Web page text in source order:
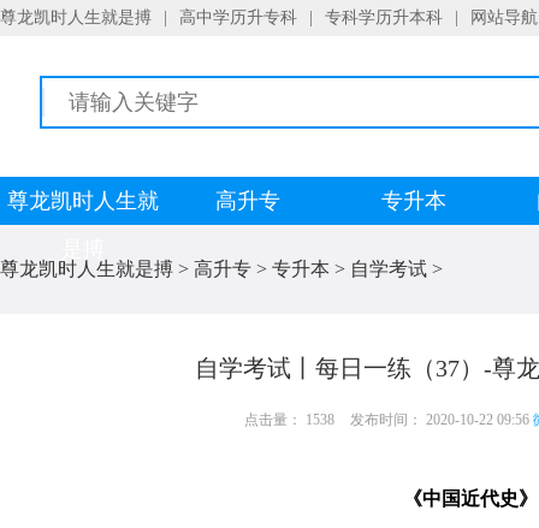
尊龙凯时人生就是搏 高中学历升专科 专科学历升本科 网站导航
尊龙凯时人生就
高升专 专升本
尊龙凯时人生就是搏 > 高升专 > 专升本 > 自学考试 >
自学考试丨每日一练（37）-尊
点击量： 1538 发布时间： 2020-10-22 09:56
《中国近代史》